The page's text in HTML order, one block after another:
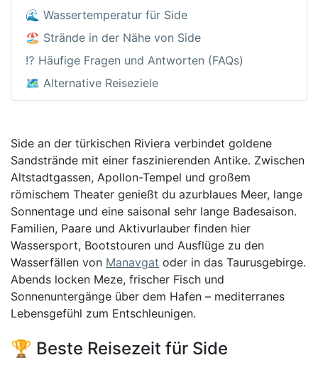
🌊 Wassertemperatur für Side
🏖️ Strände in der Nähe von Side
⁉️ Häufige Fragen und Antworten (FAQs)
🗺️ Alternative Reiseziele
Side an der türkischen Riviera verbindet goldene
Sandstrände mit einer faszinierenden Antike. Zwischen
Altstadtgassen, Apollon-Tempel und großem
römischem Theater genießt du azurblaues Meer, lange
Sonnentage und eine saisonal sehr lange Badesaison.
Familien, Paare und Aktivurlauber finden hier
Wassersport, Bootstouren und Ausflüge zu den
Wasserfällen von Manavgat oder in das Taurusgebirge.
Abends locken Meze, frischer Fisch und
Sonnenuntergänge über dem Hafen – mediterranes
Lebensgefühl zum Entschleunigen.
🏆 Beste Reisezeit für Side